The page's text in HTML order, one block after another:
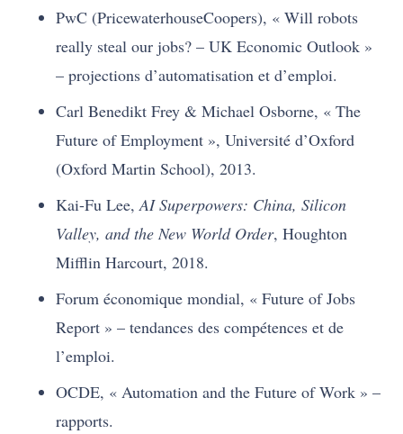
PwC (PricewaterhouseCoopers), « Will robots
really steal our jobs? – UK Economic Outlook »
– projections d’automatisation et d’emploi.
Carl Benedikt Frey & Michael Osborne, « The
Future of Employment », Université d’Oxford
(Oxford Martin School), 2013.
Kai-Fu Lee,AI Superpowers: China, Silicon
Valley, and the New World Order, Houghton
Mifflin Harcourt, 2018.
Forum économique mondial, « Future of Jobs
Report » – tendances des compétences et de
l’emploi.
OCDE, « Automation and the Future of Work » –
rapports.